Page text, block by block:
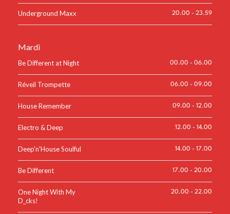
Underground Maxx 20.00 - 23.59
Mardi
Be Different at Night 00.00 - 06.00
Réveil Trompette 06.00 - 09.00
House Remember 09.00 - 12.00
Electro & Deep 12.00 - 14.00
Deep'n'House Soulful 14.00 - 17.00
Be Different 17.00 - 20.00
One Night With My
D_cks!
20.00 - 22.00